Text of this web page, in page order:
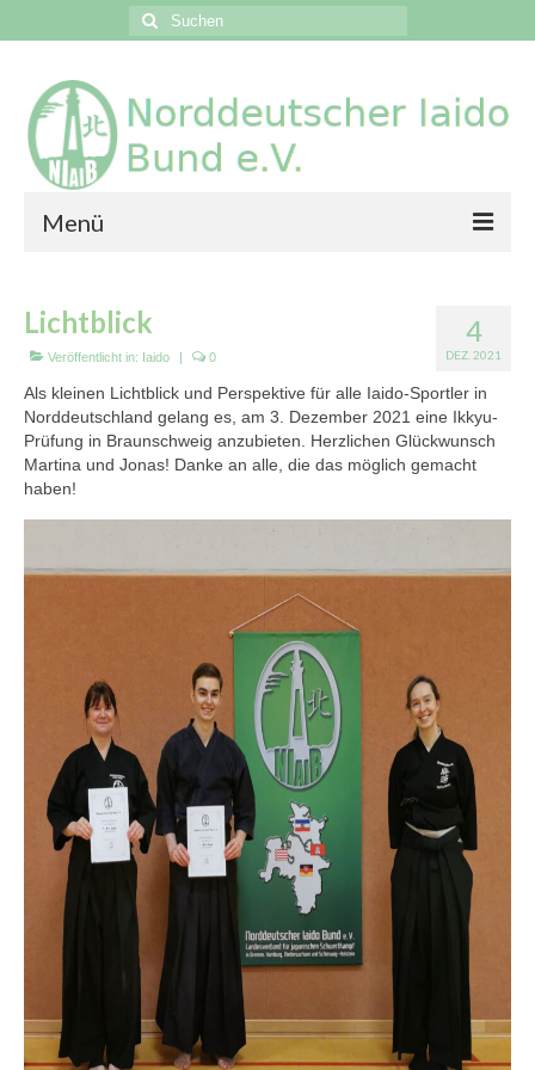
Suchen
nach:
Menü
Events
Vereine
Galerien
Kontakt
4
DEZ. 2021
Lichtblick
Veröffentlicht in: Iaido | 0
Als kleinen Lichtblick und Perspektive für alle Iaido-Sportler in
Norddeutschland gelang es, am 3. Dezember 2021 eine Ikkyu-
Prüfung in Braunschweig anzubieten. Herzlichen Glückwunsch
Martina und Jonas! Danke an alle, die das möglich gemacht
haben!